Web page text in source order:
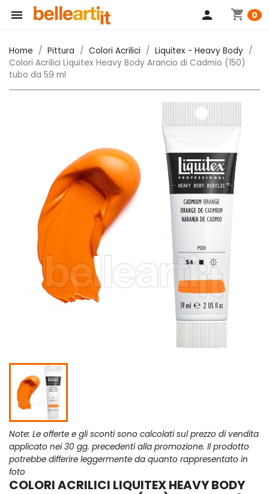
 shopping_cart 0
person
Home Pittura Colori Acrilici
Liquitex - Heavy Body
Colori Acrilici Liquitex Heavy Body Arancio di Cadmio (150)
tubo da 59 ml
Note: Le offerte e gli sconti sono calcolati sul prezzo di vendita
applicato nei 30 gg. precedenti alla promozione. Il prodotto
potrebbe differire leggermente da quanto rappresentato in
foto
COLORI ACRILICI LIQUITEX HEAVY BODY